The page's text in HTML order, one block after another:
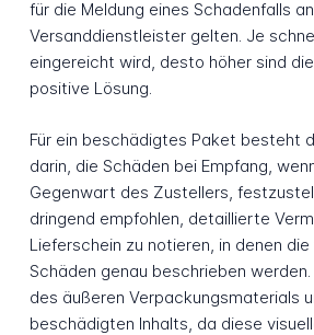
für die Meldung eines Schadenfalls
Versanddienstleister gelten. Je
eingereicht wird, desto höher sind
positive Lösung.
Für ein beschädigtes Paket besteht
darin, die Schäden bei Empfang,
Gegenwart des Zustellers,
dringend empfohlen, detaillierte
Lieferschein zu notieren, in denen
Schäden genau beschrieben
des äußeren Verpackungsmaterials
beschädigten Inhalts, da diese